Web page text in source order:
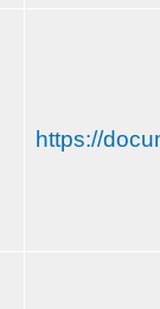
https://